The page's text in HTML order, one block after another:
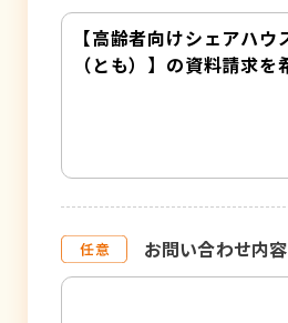
お問い合わせ内容